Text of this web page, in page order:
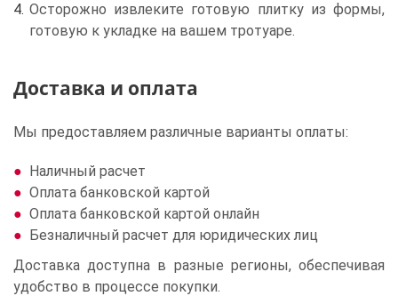
Осторожно извлеките готовую плитку из формы,
готовую к укладке на вашем тротуаре.
Доставка и оплата
Мы предоставляем различные варианты оплаты:
Наличный расчет
Оплата банковской картой
Оплата банковской картой онлайн
Безналичный расчет для юридических лиц
Доставка доступна в разные регионы, обеспечивая
удобство в процессе покупки.